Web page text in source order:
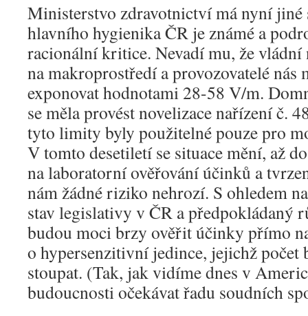
Ministerstvo zdravotnictví má nyní jiné
hlavního hygienika ČR je známé a
racionální kritice. Nevadí mu, že
na makroprostředí a provozovatelé nás
exponovat hodnotami 28-58 V/m.
se měla provést novelizace nařízení č.
tyto limity byly použitelné pouze pro
V tomto desetiletí se situace mění, až
na laboratorní ověřování účinků a
nám žádné riziko nehrozí. S ohledem
stav legislativy v ČR a předpokládaný
budou moci brzy ověřit účinky přímo
o hypersenzitivní jedince, jejichž počet
stoupat. (Tak, jak vidíme dnes v
budoucnosti očekávat řadu soudních